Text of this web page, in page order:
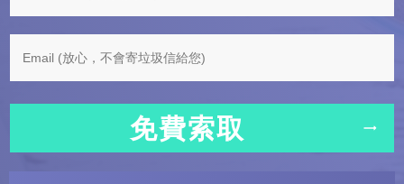
免費索取